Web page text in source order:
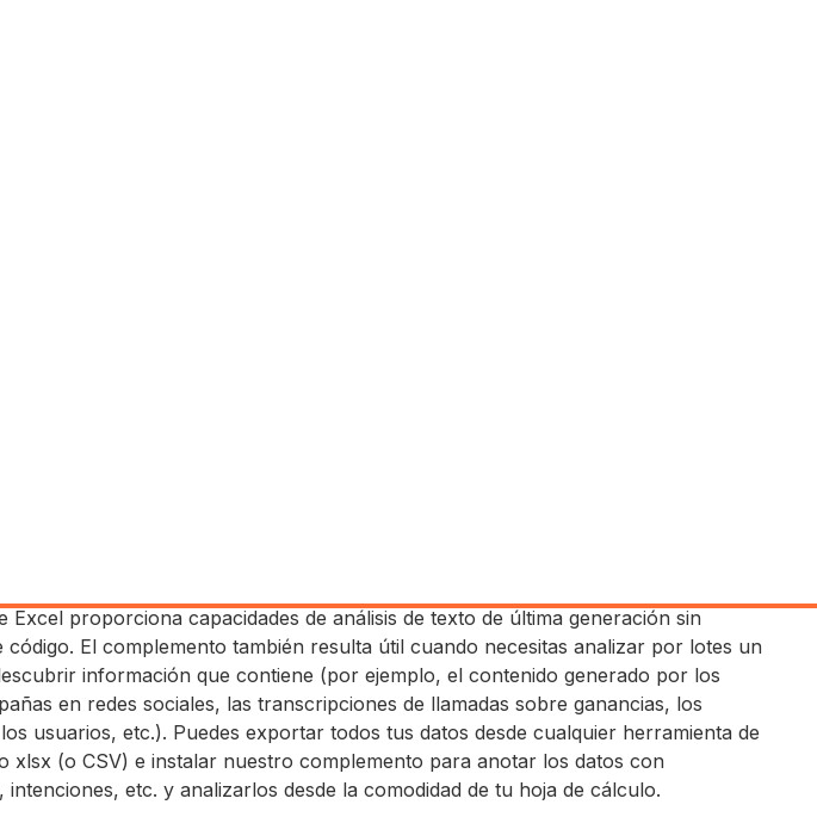
Excel proporciona capacidades de análisis de texto de última generación sin
El complemento también resulta útil cuando necesitas analizar por lotes un
información que contiene (por ejemplo, el contenido generado por los
en redes sociales, las transcripciones de llamadas sobre ganancias, los
usuarios, etc.). Puedes exportar todos tus datos desde cualquier herramienta de
xlsx (o CSV) e instalar nuestro complemento para anotar los datos con
intenciones, etc. y analizarlos desde la comodidad de tu hoja de cálculo.